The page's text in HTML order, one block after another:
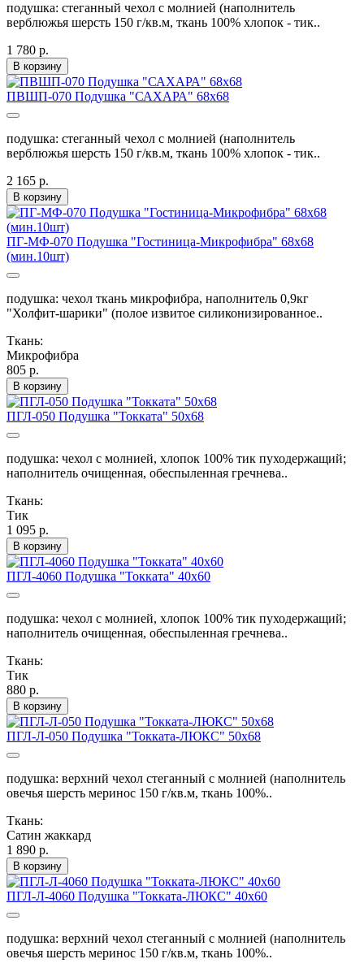
подушка: стеганный чехол с молнией (наполнитель
верблюжья шерсть 150 г/кв.м, ткань 100% хлопок - тик..
1 780 р.
В корзину
ПВШП-070 Подушка "САХАРА" 68х68
подушка: стеганный чехол с молнией (наполнитель
верблюжья шерсть 150 г/кв.м, ткань 100% хлопок - тик..
2 165 р.
В корзину
ПГ-МФ-070 Подушка "Гостиница-Микрофибра" 68х68
(мин.10шт)
подушка: чехол ткань микрофибра, наполнитель 0,9кг
"Холфит-шарики" (полое извитое силиконизированное..
Ткань:
Микрофибра
805 р.
В корзину
ПГЛ-050 Подушка "Токката" 50х68
подушка: чехол с молнией, хлопок 100% тик пуходержащий;
наполнитель очищенная, обеспыленная гречнева..
Ткань:
Тик
1 095 р.
В корзину
ПГЛ-4060 Подушка "Токката" 40х60
подушка: чехол с молнией, хлопок 100% тик пуходержащий;
наполнитель очищенная, обеспыленная гречнева..
Ткань:
Тик
880 р.
В корзину
ПГЛ-Л-050 Подушка "Токката-ЛЮКС" 50х68
подушка: верхний чехол стеганный с молнией (наполнитель
овечья шерсть меринос 150 г/кв.м, ткань 100%..
Ткань:
Сатин жаккард
1 890 р.
В корзину
ПГЛ-Л-4060 Подушка "Токката-ЛЮКС" 40х60
подушка: верхний чехол стеганный с молнией (наполнитель
овечья шерсть меринос 150 г/кв.м, ткань 100%..